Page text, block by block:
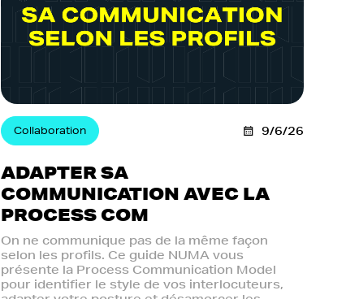
Collaboration 9/6/26
ADAPTER SA
COMMUNICATION AVEC LA
PROCESS COM
On ne communique pas de la même façon
selon les profils. Ce guide NUMA vous
présente la Process Communication Model
pour identifier le style de vos interlocuteurs,